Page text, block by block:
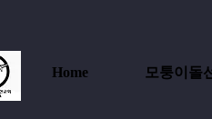
Home 모퉁이돌